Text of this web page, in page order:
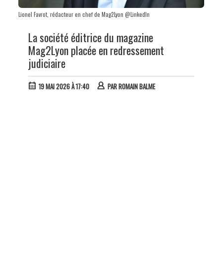
Lionel Favrot, rédacteur en chef de Mag2Lyon @LinkedIn
La société éditrice du magazine
Mag2Lyon placée en redressement
judiciaire
19 MAI 2026 À 17:40 PARROMAIN BALME